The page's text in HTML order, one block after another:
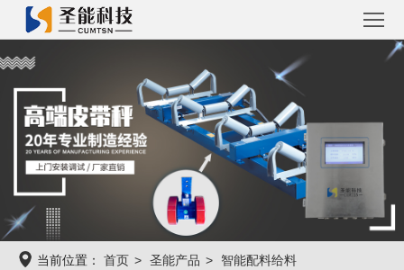
首
品
案
程
圣
当前位置： 首页 圣能产品 智能配料给料